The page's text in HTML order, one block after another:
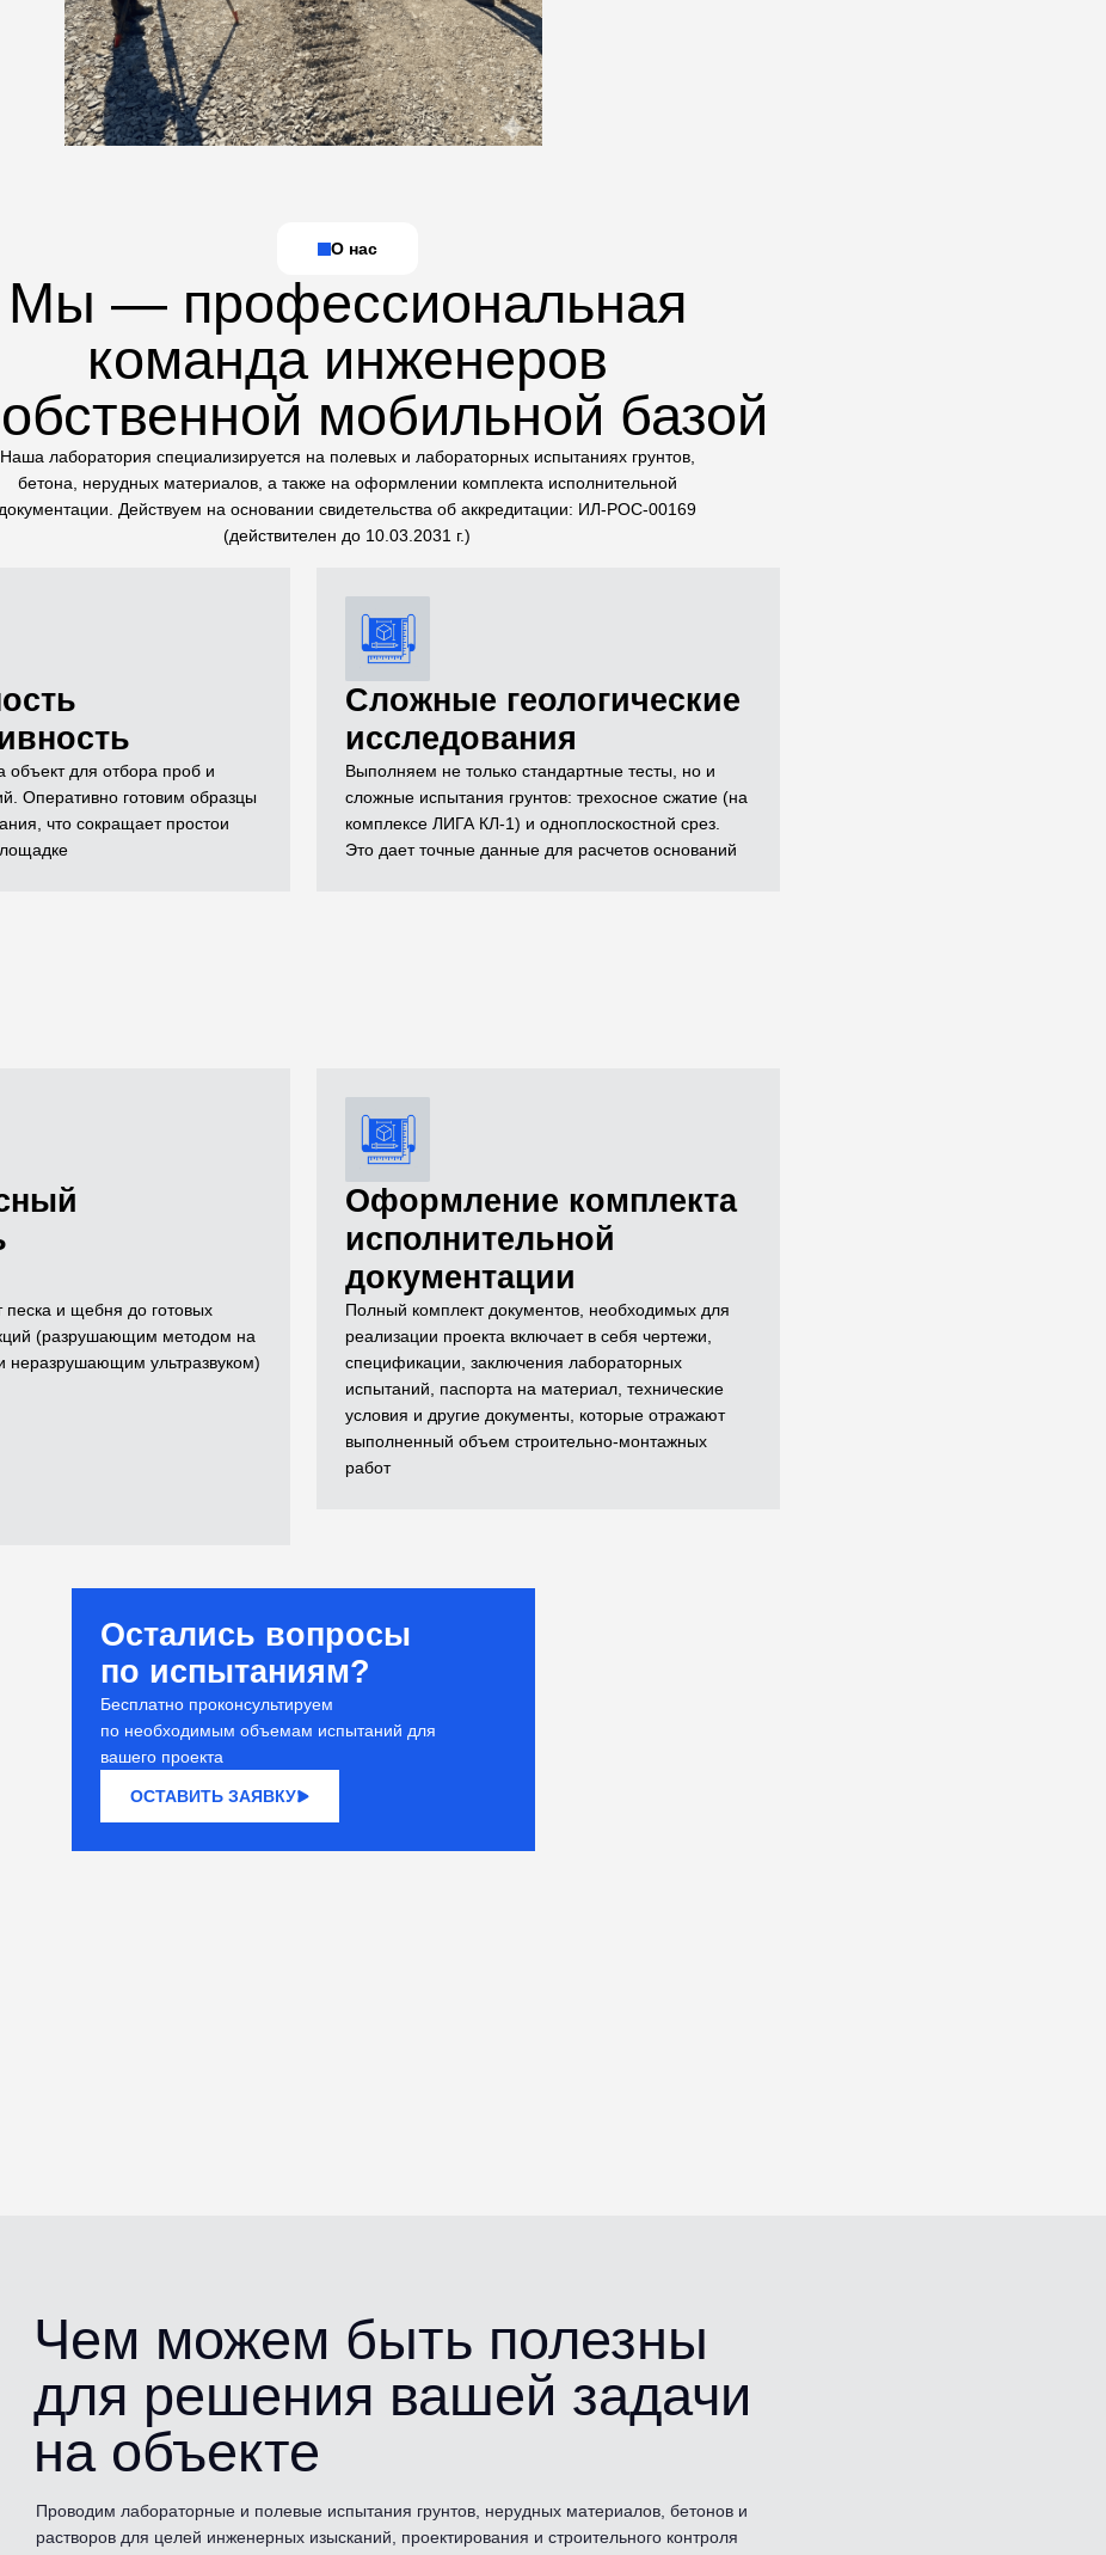
О нас
Мы — профессиональная
команда инженеров
мобильной базой
Наша лаборатория специализируется на полевых и лабораторных испытаниях грунтов,
бетона, нерудных материалов, а также на оформлении комплекта исполнительной
документации. Действуем на основании свидетельства об аккредитации: ИЛ-РОС-00169
(действителен до 10.03.2031 г.)
для отбора проб и
Оперативно готовим образцы
что сокращает простои
песка и щебня до готовых
(разрушающим методом на
неразрушающим ультразвуком)
Сложные геологические
исследования
Выполняем не только стандартные тесты, но и
сложные испытания грунтов: трехосное сжатие (на
комплексе ЛИГА КЛ-1) и одноплоскостной срез.
Это дает точные данные для расчетов оснований
Оформление комплекта
исполнительной
документации
Полный комплект документов, необходимых для
реализации проекта включает в себя чертежи,
спецификации, заключения лабораторных
испытаний, паспорта на материал, технические
условия и другие документы, которые отражают
выполненный объем строительно-монтажных
работ
Остались вопросы
по испытаниям?
Бесплатно проконсультируем
по необходимым объемам испытаний для
вашего проекта
ОСТАВИТЬ ЗАЯВКУ
Проводим лабораторные и полевые испытания грунтов, нерудных материалов, бетонов и
растворов для целей инженерных изысканий, проектирования и строительного контроля
Чем можем быть полезны
для решения вашей задачи
на объекте